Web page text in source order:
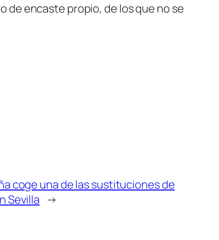
de encaste propio, de los que no se
coge una de las sustituciones de
Sevilla →